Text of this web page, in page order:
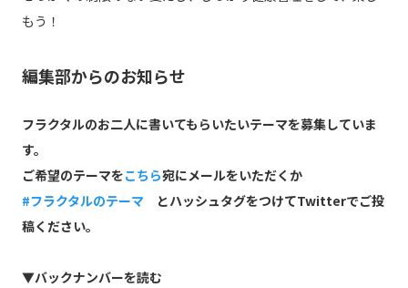
もう！
編集部からのお知らせ
フラクタルのお二人に書いてもらいたいテーマを募集していま
す。
ご希望のテーマをこちら宛にメールをいただくか
#フラクタルのテーマとハッシュタグをつけてTwitterでご投
稿ください。
▼バックナンバーを読む